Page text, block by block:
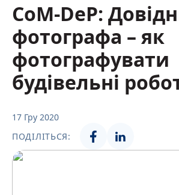
Azərbaycan
ქართული
Română
Українська
CoM-DeP:
фотографа – як
фотографувати
будівельні
17 Гру 2020
ПОДІЛІТЬСЯ: